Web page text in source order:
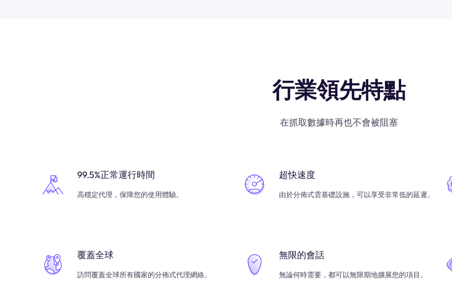
行業領先特點
在抓取數據時再也不會被阻塞
99.5%正常運行時間
高穩定代理，保障您的使用體驗。
超快速度
由於分佈式雲基礎設施，可以享受非常低的延遲。
覆蓋全球
訪問覆蓋全球所有國家的分佈式代理網絡。
無限的會話
無論何時需要，都可以無限期地擴展您的項目。